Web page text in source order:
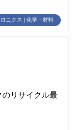
ニクス | 化学・材料
のリサイクル最